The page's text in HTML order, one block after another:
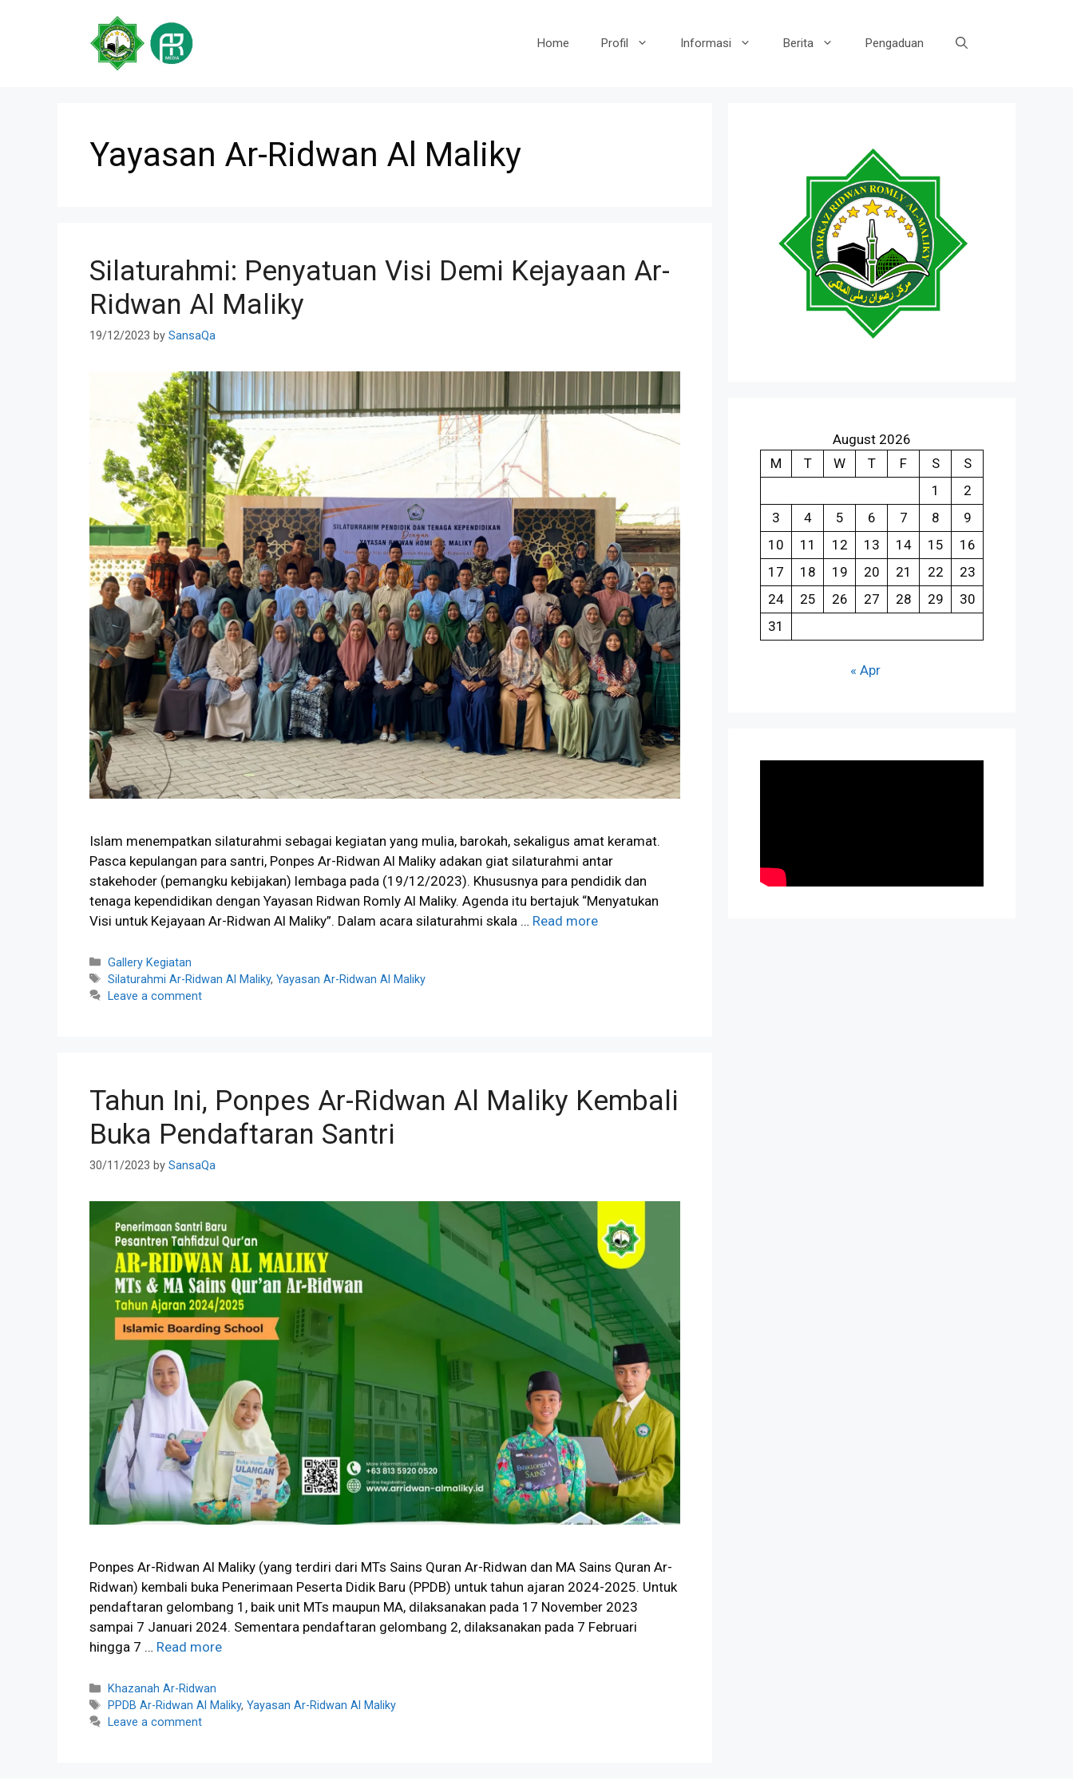
Home Profil Informasi Berita Pengaduan
Yayasan Ar-Ridwan Al Maliky
Silaturahmi: Penyatuan Visi Demi Kejayaan Ar-
Ridwan Al Maliky
19/12/2023 by SansaQa
Islam menempatkan silaturahmi sebagai kegiatan yang mulia, barokah, sekaligus amat keramat.
Pasca kepulangan para santri, Ponpes Ar-Ridwan Al Maliky adakan giat silaturahmi antar
stakehoder (pemangku kebijakan) lembaga pada (19/12/2023). Khususnya para pendidik dan
tenaga kependidikan dengan Yayasan Ridwan Romly Al Maliky. Agenda itu bertajuk “Menyatukan
Visi untuk Kejayaan Ar-Ridwan Al Maliky”. Dalam acara silaturahmi skala … Read more
Categories
Gallery Kegiatan
Tags
Silaturahmi Ar-Ridwan Al Maliky,Yayasan Ar-Ridwan Al Maliky
Leave a comment
Tahun Ini, Ponpes Ar-Ridwan Al Maliky Kembali
Buka Pendaftaran Santri
30/11/2023 by SansaQa
Ponpes Ar-Ridwan Al Maliky (yang terdiri dari MTs Sains Quran Ar-Ridwan dan MA Sains Quran Ar-
Ridwan) kembali buka Penerimaan Peserta Didik Baru (PPDB) untuk tahun ajaran 2024-2025. Untuk
pendaftaran gelombang 1, baik unit MTs maupun MA, dilaksanakan pada 17 November 2023
sampai 7 Januari 2024. Sementara pendaftaran gelombang 2, dilaksanakan pada 7 Februari
hingga 7 … Read more
Categories
Khazanah Ar-Ridwan
Tags
PPDB Ar-Ridwan Al Maliky,Yayasan Ar-Ridwan Al Maliky
Leave a comment
August 2026
M
T W T F S
S
1
2
3
4 5 6 7 8
9
10
11 12 13 14 15
16
17
18 19 20 21 22
23
24
25 26 27 28 29
30
31
« Apr